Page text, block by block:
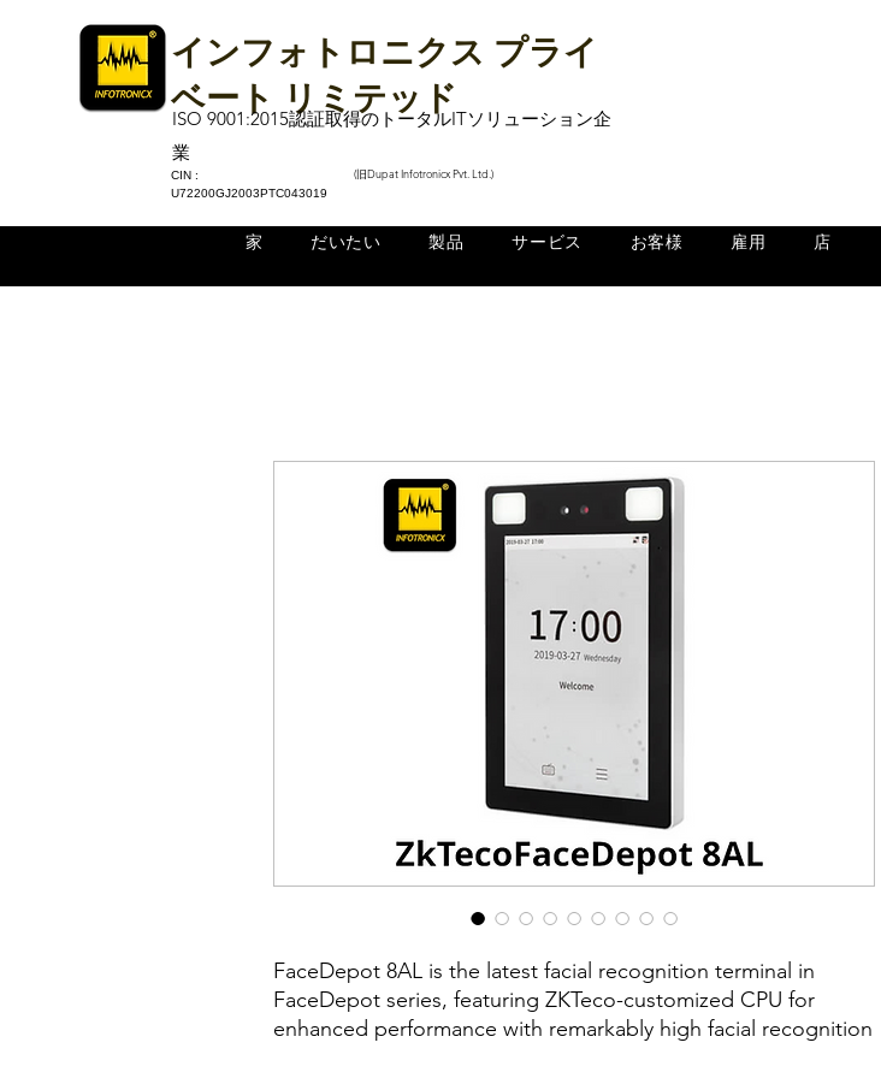
インフォトロニクス プライ
ベート リミテッド
ISO 9001:2015認証取得のトータルITソリューション企
業
CIN :
U72200GJ2003PTC043019
(旧Dupat Infotronicx Pvt. Ltd.)
家 だいたい 製品 サービス お客様 雇用 店
FaceDepot 8AL is the latest facial recognition terminal in
FaceDepot series, featuring ZKTeco-customized CPU for
enhanced performance with remarkably high facial recognition